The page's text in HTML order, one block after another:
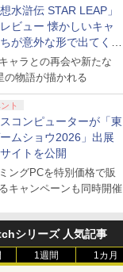
想水滸伝 STAR LEAP」
ビュー 懐かしいキャ
が意外な形で出てくる
ズ完全新作！
ャラとの再会や新たな
の物語が描かれる
ト
コンピューターが「東
ムショウ2026」出展
イトを公開
ングPCを特別価格で販
キャンペーンも同時開催
シリーズ 人気記事
1週間 1カ月